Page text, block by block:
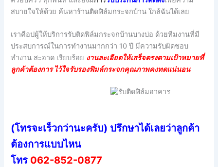
สบายใจให้ด้วย ค้นหาร้านติดฟิล์มกระจกบ้าน ใกล้ฉันได้เลย
เราคือปผู้ให้บริการรับติดฟิล์มกระจกบ้านบางบ่อ ด้วยทีมงานที่มี
ประสบการณ์ในการทำงานมากกว่า 10 ปี มีความรับผิดชอบ
ทำงาน สะอาด เรียบร้อย งานละเอียดให้เสร็จตรงตามเป้าหมายที่
ลูกค้าต้องการ ไว้ใจรับรองฟิมล์กระจกคุณภาพคงทดแน่นอน
(โทรจะเร็วกว่านะครับ) ปรึกษาได้เลยว่าลูกค้า
ต้องการแบบไหน
โทร 062-852-0877